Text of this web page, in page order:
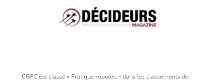
CGPC est classé « Pratique réputée » dans les classements de